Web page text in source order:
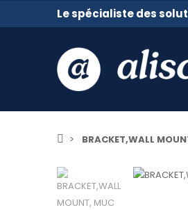
Le spécialiste des
BRACKET,WALL